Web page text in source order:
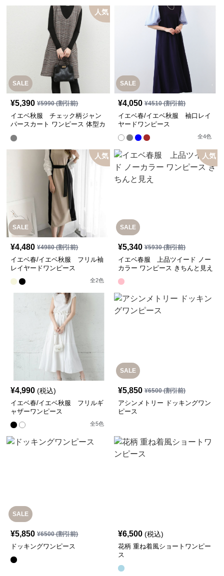
SALE
人気
¥5,390 ¥5990(割引前)
イエベ秋服 チェック柄ジャン
パースカート ワンピース 体型カ
SALE
¥4,050 ¥4510(割引前)
イエベ春/イエベ秋服 袖口レイ
ヤードワンピース
全4色
SALE
人気
¥4,480 ¥4980(割引前)
イエベ春/イエベ秋服 フリル袖
レイヤードワンピース
全2色
SALE
人気
¥5,340 ¥5930(割引前)
イエベ春服 上品ツイード ノー
カラー ワンピース きちんと見え
¥4,990 (税込)
イエベ春/イエベ秋服 フリルギ
ャザーワンピース
全5色
SALE
¥5,850 ¥6500(割引前)
アシンメトリー ドッキングワン
ピース
SALE
¥5,850 ¥6500(割引前)
ドッキングワンピース
¥6,500 (税込)
花柄 重ね着風ショートワンピー
ス